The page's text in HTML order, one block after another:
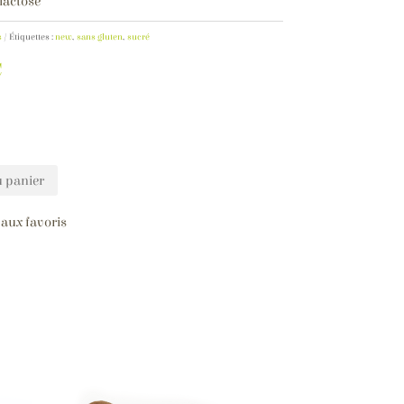
Étiquettes : new, sans gluten, sucré
panier
favoris